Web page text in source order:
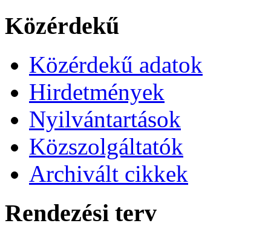
Közérdekű
Közérdekű adatok
Hirdetmények
Nyilvántartások
Közszolgáltatók
Archivált cikkek
Rendezési terv